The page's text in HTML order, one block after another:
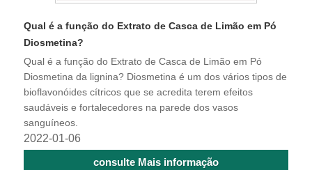
Qual é a função do Extrato de Casca de Limão em Pó
Diosmetina?
Qual é a função do Extrato de Casca de Limão em Pó
Diosmetina da lignina? Diosmetina é um dos vários tipos de
bioflavonóides cítricos que se acredita terem efeitos
saudáveis ​​e fortalecedores na parede dos vasos
sanguíneos.
2022-01-06
consulte Mais informação